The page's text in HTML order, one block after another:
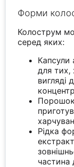
Форми
Колострум
серед яких:
Капсули
для тих,
вигляді
Рідка
частина